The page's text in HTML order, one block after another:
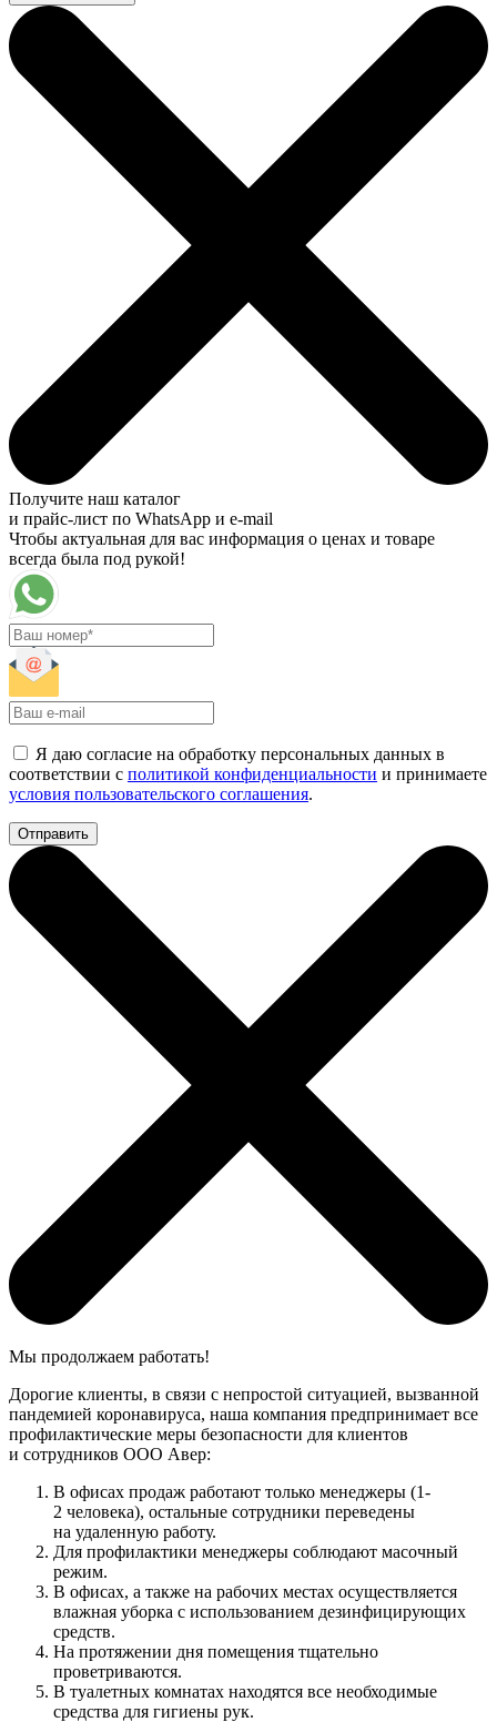
Получите наш каталог
и прайс-лист по WhatsApp и e-mail
Чтобы актуальная для вас информация о ценах и товаре
всегда была под рукой!
Я даю согласие на обработку персональных данных в
соответствии с политикой конфиденциальности и принимаете
условия пользовательского соглашения.
Мы продолжаем работать!
Дорогие клиенты, в связи с непростой ситуацией, вызванной
пандемией коронавируса, наша компания предпринимает все
профилактические меры безопасности для клиентов
и сотрудников ООО Авер:
В офисах продаж работают только менеджеры (1-
2 человека), остальные сотрудники переведены
на удаленную работу.
Для профилактики менеджеры соблюдают масочный
режим.
В офисах, а также на рабочих местах осуществляется
влажная уборка с использованием дезинфицирующих
средств.
На протяжении дня помещения тщательно
проветриваются.
В туалетных комнатах находятся все необходимые
средства для гигиены рук.